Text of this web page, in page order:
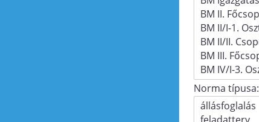
Norma típusa: